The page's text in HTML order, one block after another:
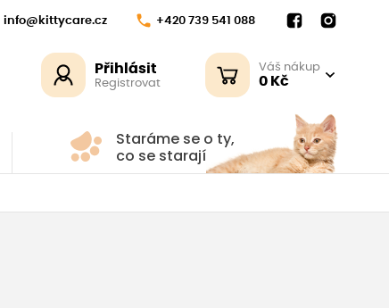
info@kittycare.cz +420 739 541 088
Přihlásit
Registrovat
Váš nákup
0 Kč
Staráme se o ty,
co se starají